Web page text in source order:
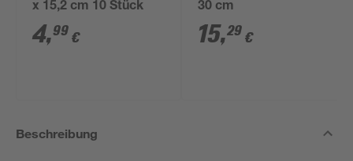
x 15,2 cm 10 Stück
4,99 €
30 cm
15,29 €
Beschreibung